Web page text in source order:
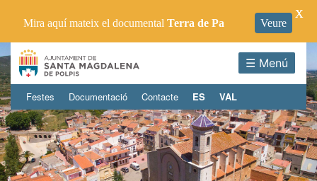
☰ Menú
Festes Documentació Contacte ES VAL
Mira aquí mateix el documental Terra de Pa Veure
X